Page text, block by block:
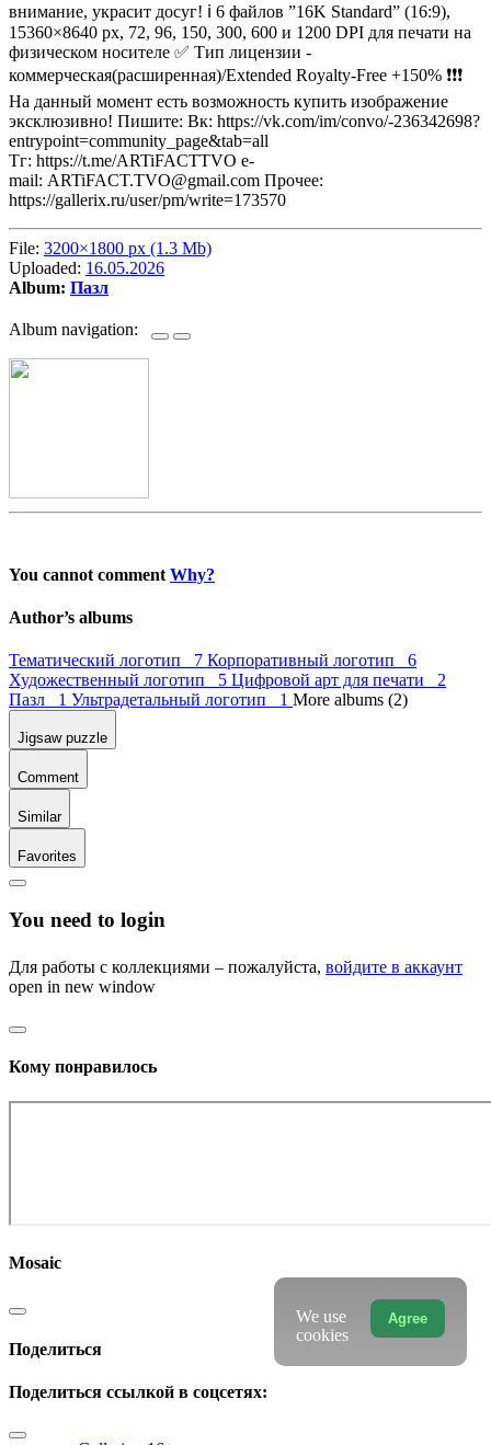
внимание, украсит досуг! ℹ️ 6 файлов ”16K Standard” (16:9),
15360×8640 px, 72, 96, 150, 300, 600 и 1200 DPI для печати на
физическом носителе ✅ Тип лицензии -
коммерческая(расширенная)/Extended Royalty-Free +150% ❗❗❗
На данный момент есть возможность купить изображение
эксклюзивно! Пишите: Вк: https://vk.com/im/convo/-236342698?
entrypoint=community_page&tab=all
Тг: https://t.me/ARTiFACTTVO e-
mail: ARTiFACT.TVO@gmail.com Прочее:
https://gallerix.ru/user/pm/write=173570
File: 3200×1800 px (1.3 Mb)
Uploaded: 16.05.2026
Album: Пазл
Album navigation:
You cannot comment Why?
Author’s albums
Тематический логотип 7 Корпоративный логотип 6
Художественный логотип 5 Цифровой арт для печати 2
Пазл 1 Ультрадетальный логотип 1 More albums (2)
Jigsaw puzzle
Comment
Similar
Favorites
You need to login
Для работы с коллекциями – пожалуйста, войдите в аккаунт
open in new window
Кому понравилось
Mosaic
Поделиться
Поделиться ссылкой в соцсетях:
Agree
We use
cookies